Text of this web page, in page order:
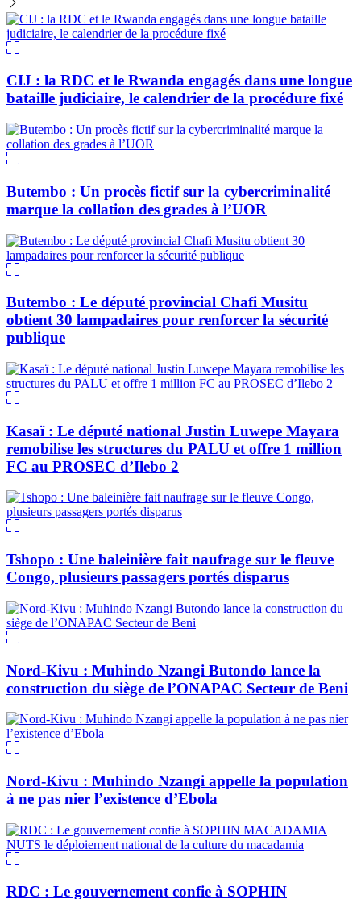
CIJ : la RDC et le Rwanda engagés dans une longue
bataille judiciaire, le calendrier de la procédure fixé
Butembo : Un procès fictif sur la cybercriminalité
marque la collation des grades à l’UOR
Butembo : Le député provincial Chafi Musitu
obtient 30 lampadaires pour renforcer la sécurité
publique
Kasaï : Le député national Justin Luwepe Mayara
remobilise les structures du PALU et offre 1 million
FC au PROSEC d’Ilebo 2
Tshopo : Une baleinière fait naufrage sur le fleuve
Congo, plusieurs passagers portés disparus
Nord-Kivu : Muhindo Nzangi Butondo lance la
construction du siège de l’ONAPAC Secteur de Beni
Nord-Kivu : Muhindo Nzangi appelle la population
à ne pas nier l’existence d’Ebola
RDC : Le gouvernement confie à SOPHIN